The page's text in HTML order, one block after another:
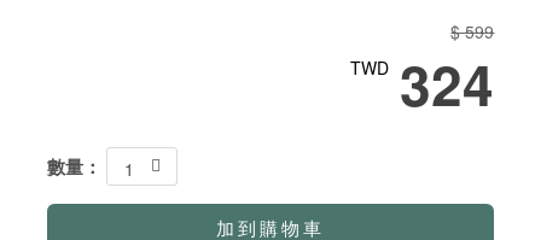
$ 599
TWD 324
數量： 1
加到購物車